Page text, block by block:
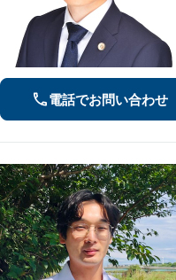
電話でお問い合わせ